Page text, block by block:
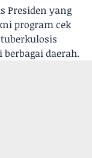
Presiden yang
program cek
berbagai daerah.